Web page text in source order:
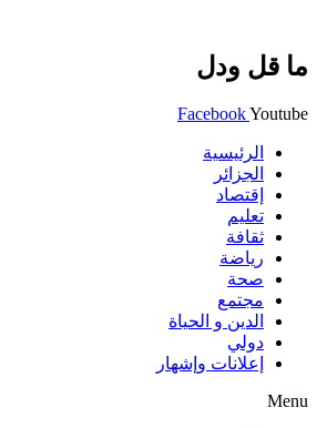
ما قل ودل
FacebookYoutube
الرئيسية
الجزائر
إقتصاد
تعليم
ثقافة
رياضة
صحة
مجتمع
الدين و الحياة
دولي
إعلانات وإشهار
Menu